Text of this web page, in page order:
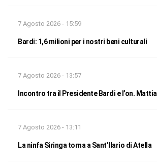
7 Agosto 2026 - 15:59
Bardi: 1,6 milioni per i nostri beni culturali
7 Agosto 2026 - 13:57
Incontro tra il Presidente Bardi e l’on. Mattia
7 Agosto 2026 - 13:11
La ninfa Siringa torna a Sant’Ilario di Atella